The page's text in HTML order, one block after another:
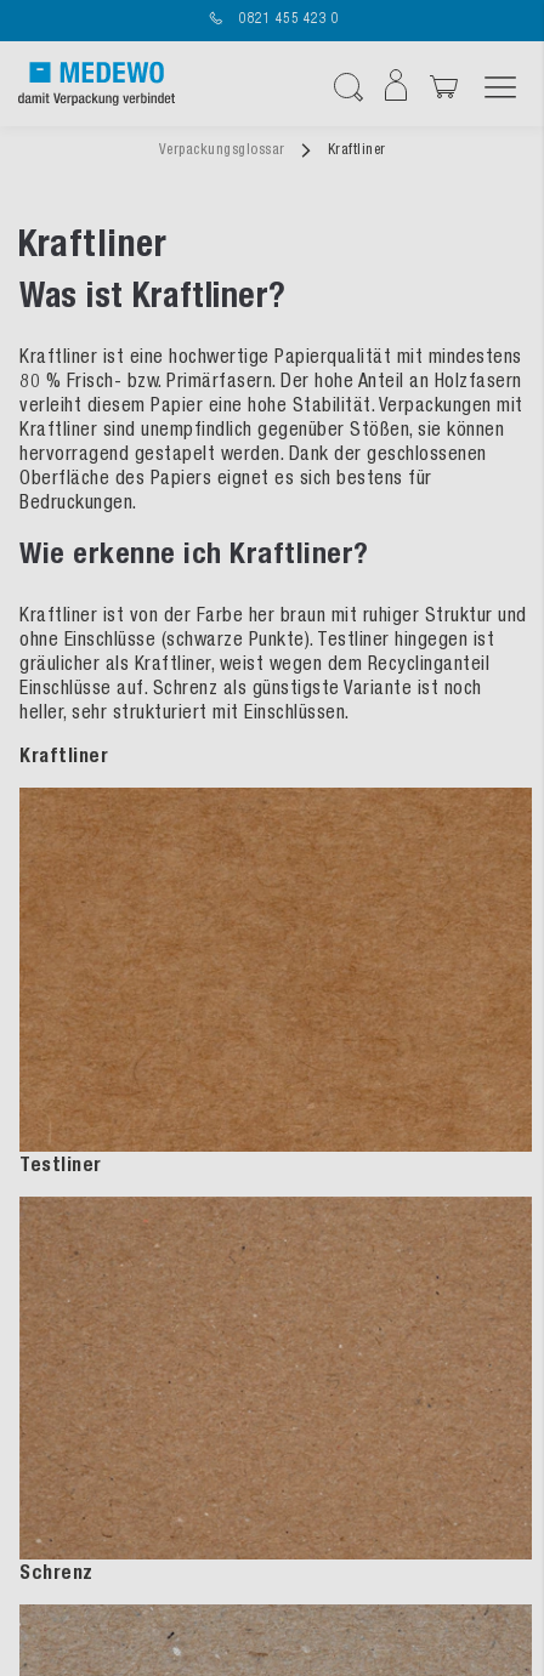
0821 455 423 0
Verpackungsglossar Kraftliner
Kraftliner
Was ist Kraftliner?
Kraftliner ist eine hochwertige Papierqualität mit mindestens
80 % Frisch- bzw. Primärfasern. Der hohe Anteil an Holzfasern
verleiht diesem Papier eine hohe Stabilität. Verpackungen mit
Kraftliner sind unempfindlich gegenüber Stößen, sie können
hervorragend gestapelt werden. Dank der geschlossenen
Oberfläche des Papiers eignet es sich bestens für
Bedruckungen.
Wie erkenne ich Kraftliner?
Kraftliner ist von der Farbe her braun mit ruhiger Struktur und
ohne Einschlüsse (schwarze Punkte). Testliner hingegen ist
gräulicher als Kraftliner, weist wegen dem Recyclinganteil
Einschlüsse auf. Schrenz als günstigste Variante ist noch
heller, sehr strukturiert mit Einschlüssen.
Kraftliner
Testliner
Schrenz